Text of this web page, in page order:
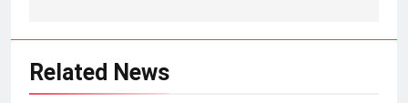
Related News